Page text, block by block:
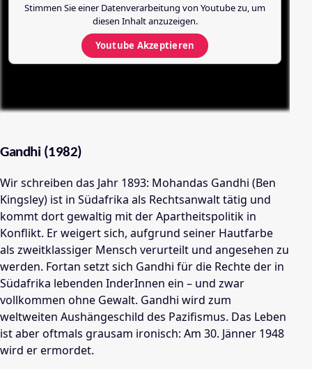
Stimmen Sie einer Datenverarbeitung von Youtubezu, um
diesen Inhalt anzuzeigen.
Youtube Akzeptieren
Gandhi (1982)
Wir schreiben das Jahr 1893: Mohandas Gandhi (Ben
Kingsley) ist in Südafrika als Rechtsanwalt tätig und
kommt dort gewaltig mit der Apartheitspolitik in
Konflikt. Er weigert sich, aufgrund seiner Hautfarbe
als zweitklassiger Mensch verurteilt und angesehen zu
werden. Fortan setzt sich Gandhi für die Rechte der in
Südafrika lebenden InderInnen ein – und zwar
vollkommen ohne Gewalt. Gandhi wird zum
weltweiten Aushängeschild des Pazifismus. Das Leben
ist aber oftmals grausam ironisch: Am 30. Jänner 1948
wird er ermordet.